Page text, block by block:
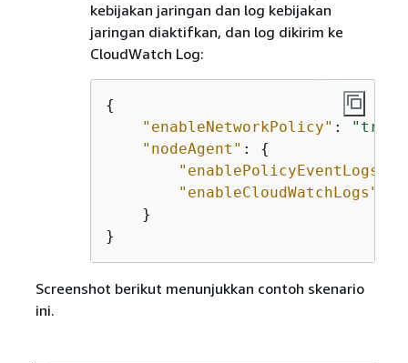
kebijakan jaringan dan log kebijakan
jaringan diaktifkan, dan log dikirim ke
CloudWatch Log:
{
"enableNetworkPolicy" : "true"
"nodeAgent" : {
"enablePolicyEventLogs"
"enableCloudWatchLogs"
    }
}
Screenshot berikut menunjukkan contoh skenario
ini.